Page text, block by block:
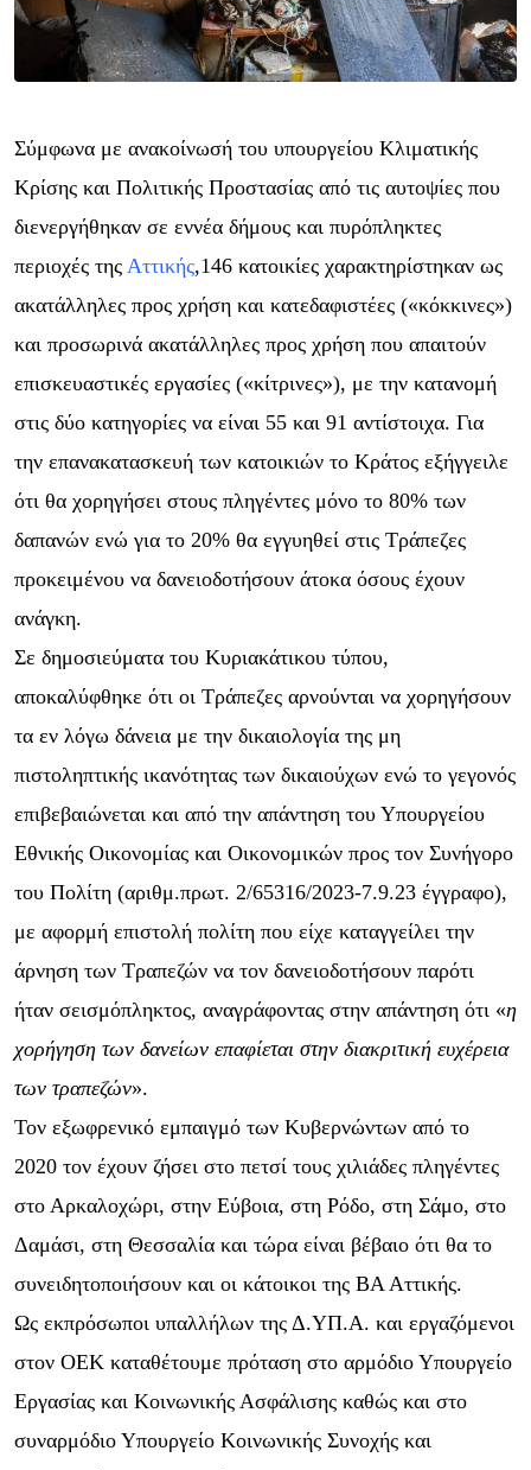
Σύμφωνα με ανακοίνωσή του υπουργείου Κλιματικής
Κρίσης και Πολιτικής Προστασίας από τις αυτοψίες που
διενεργήθηκαν σε εννέα δήμους και πυρόπληκτες
περιοχές της Αττικής,146 κατοικίες χαρακτηρίστηκαν ως
ακατάλληλες προς χρήση και κατεδαφιστέες («κόκκινες»)
και προσωρινά ακατάλληλες προς χρήση που απαιτούν
επισκευαστικές εργασίες («κίτρινες»), με την κατανομή
στις δύο κατηγορίες να είναι 55 και 91 αντίστοιχα. Για
την επανακατασκευή των κατοικιών το Κράτος εξήγγειλε
ότι θα χορηγήσει στους πληγέντες μόνο το 80% των
δαπανών ενώ για το 20% θα εγγυηθεί στις Τράπεζες
προκειμένου να δανειοδοτήσουν άτοκα όσους έχουν
ανάγκη.
Σε δημοσιεύματα του Κυριακάτικου τύπου,
αποκαλύφθηκε ότι οι Τράπεζες αρνούνται να χορηγήσουν
τα εν λόγω δάνεια με την δικαιολογία της μη
πιστοληπτικής ικανότητας των δικαιούχων ενώ το γεγονός
επιβεβαιώνεται και από την απάντηση του Υπουργείου
Εθνικής Οικονομίας και Οικονομικών προς τον Συνήγορο
του Πολίτη (αριθμ.πρωτ. 2/65316/2023-7.9.23 έγγραφο),
με αφορμή επιστολή πολίτη που είχε καταγγείλει την
άρνηση των Τραπεζών να τον δανειοδοτήσουν παρότι
ήταν σεισμόπληκτος, αναγράφοντας στην απάντηση ότι «η
χορήγηση των δανείων επαφίεται στην διακριτική ευχέρεια
των τραπεζών».
Τον εξωφρενικό εμπαιγμό των Κυβερνώντων από το
2020 τον έχουν ζήσει στο πετσί τους χιλιάδες πληγέντες
στο Αρκαλοχώρι, στην Εύβοια, στη Ρόδο, στη Σάμο, στο
Δαμάσι, στη Θεσσαλία και τώρα είναι βέβαιο ότι θα το
συνειδητοποιήσουν και οι κάτοικοι της ΒΑ Αττικής.
Ως εκπρόσωποι υπαλλήλων της Δ.ΥΠ.Α. και εργαζόμενοι
στον ΟΕΚ καταθέτουμε πρόταση στο αρμόδιο Υπουργείο
Εργασίας και Κοινωνικής Ασφάλισης καθώς και στο
συναρμόδιο Υπουργείο Κοινωνικής Συνοχής και